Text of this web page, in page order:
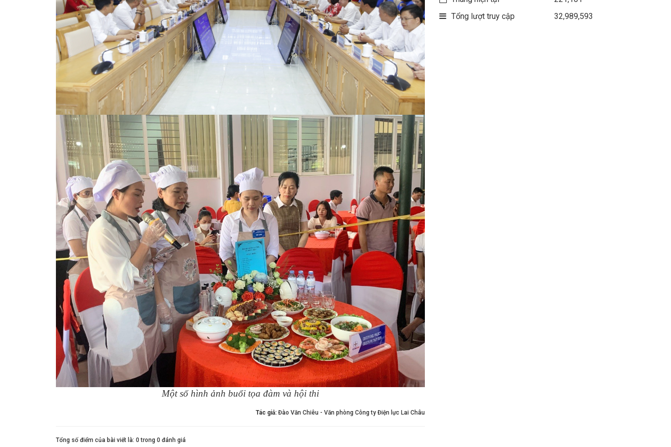
Một số hình ảnh buổi tọa đàm và hội thi
Tác giả: Đào Văn Chiêu - Văn phòng Công ty Điện lực Lai Châu
Tổng số điểm của bài viết là: 0 trong 0 đánh giá
Tổng lượt truy cập
32,989,593